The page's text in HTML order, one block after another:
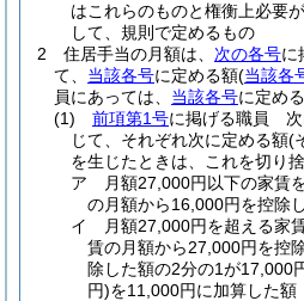
はこれらのものと権衡上必要
して、規則で定めるもの
2
住居手当の月額は、 次の各号に
て、 当該各号に定める額(当該各
員にあっては、 当該各号に定め
(1)
前項第1号に掲げる職員 次
じて、それぞれ次に定める額(
を生じたときは、これを切り
ア
月額27,000円以下の家
の月額から16,000円を控除
イ
月額27,000円を超える
賃の月額から27,000円を控
除した額の2分の1が17,000
円)を11,000円に加算した額